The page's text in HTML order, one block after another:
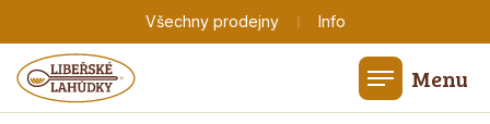
Všechny prodejny | Info
Menu